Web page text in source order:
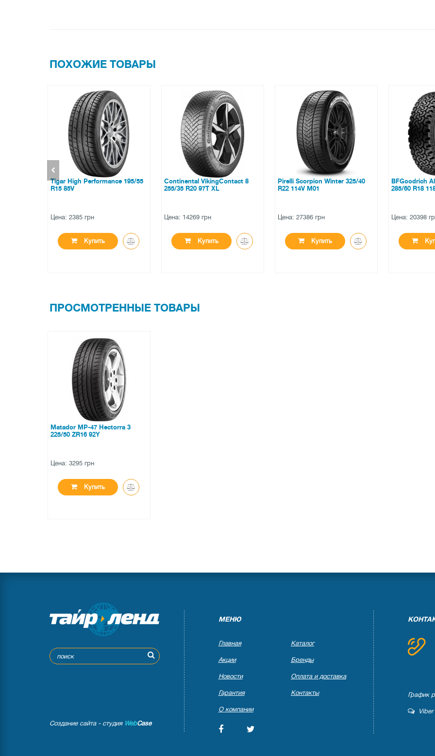
ПОХОЖИЕ ТОВАРЫ
Continental VikingContact 8
255/35 R20 97T XL
Цена: 14269 грн
Купить
Pirelli Scorpion Winter 325/40
R22 114V M01
Цена: 27386 грн
Купить
BFGoodrich All Terrain T/A KO2
285/60 R18 118/115S
Цена: 20398 грн
Купить
Michelin
ZR20 105Y
Цена: 15878
ПРОСМОТРЕННЫЕ ТОВАРЫ
Matador MP-47 Hectorra 3
225/50 ZR16 92Y
Цена: 3295 грн
Купить
Создание сайта - студия WebCase
МЕНЮ
Главная Каталог
Акции Бренды
Новости Оплата и доставка
Гарантия Контакты
О компании
График
Viber